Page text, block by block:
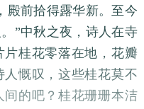
殿前拾得露华新。至今
”中秋之夜，诗人在寺
桂花零落在地，花瓣
慨叹，这些桂花莫不
的吧？桂花珊珊本洁